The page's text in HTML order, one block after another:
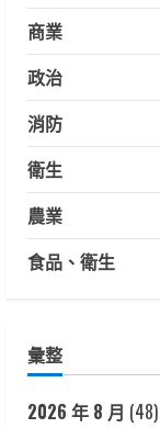
商業
政治
消防
衛生
農業
食品、衛生
彙整
2026 年 8 月 (48)